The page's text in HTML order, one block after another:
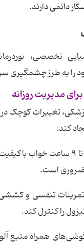
دائمی دارند.
را به طرز
مدیریت روزانه
تغییرات کوچک
کند:
۷ تا ۹ ساعت خواب
است.
را کنترل کند.
همراه منبع